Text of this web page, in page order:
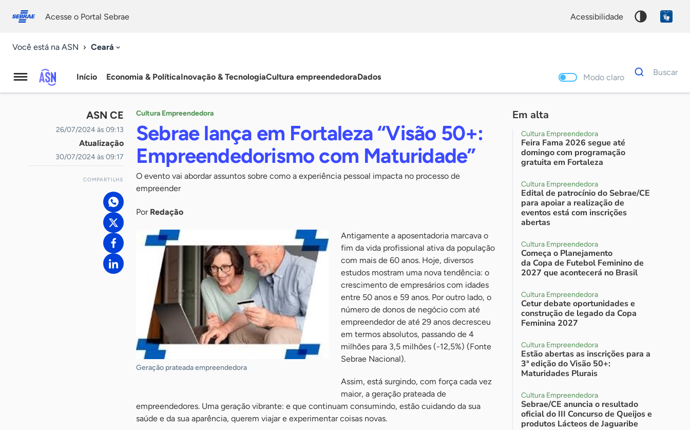
conosco
Acesse o Portal Sebrae acessibilidade
Você está na ASN Ceará
Agência
Sebrae
de
Notícias
Início Economia & PolíticaInovação & TecnologiaCultura empreendedoraDados Modo claro
Dados
para
Buscar
ASN CE
26/07/2024 às 09:13
Atualização
30/07/2024 às 09:17
COMPARTILHE
Cultura Empreendedora
Sebrae lança em Fortaleza “Visão 50+:
Empreendedorismo com Maturidade”
O evento vai abordar assuntos sobre como a experiência pessoal impacta no processo de
empreender
Por Redação
Geração prateada empreendedora
Antigamente a aposentadoria marcava o
fim da vida profissional ativa da população
com mais de 60 anos. Hoje, diversos
estudos mostram uma nova tendência: o
crescimento de empresários com idades
entre 50 anos e 59 anos. Por outro lado, o
número de donos de negócio com até
empreendedor de até 29 anos decresceu
em termos absolutos, passando de 4
milhões para 3,5 milhões (-12,5%) (Fonte
Sebrae Nacional).
Assim, está surgindo, com força cada vez
maior, a geração prateada de
empreendedores. Uma geração vibrante: e que continuam consumindo, estão cuidando da sua
saúde e da sua aparência, querem viajar e experimentar coisas novas.
Em alta
Cultura Empreendedora
Feira Fama 2026 segue até
domingo com programação
gratuita em Fortaleza
Cultura Empreendedora
Edital de patrocínio do Sebrae/CE
para apoiar a realização de
eventos está com inscrições
abertas
Cultura Empreendedora
Começa o Planejamento
da Copa de Futebol Feminino de
2027 que acontecerá no Brasil
Cultura Empreendedora
Cetur debate oportunidades e
construção de legado da Copa
Feminina 2027
Cultura Empreendedora
Estão abertas as inscrições para a
3ª edição do Visão 50+:
Maturidades Plurais
Cultura Empreendedora
Sebrae/CE anuncia o resultado
oficial do III Concurso de Queijos e
produtos Lácteos de Jaguaribe